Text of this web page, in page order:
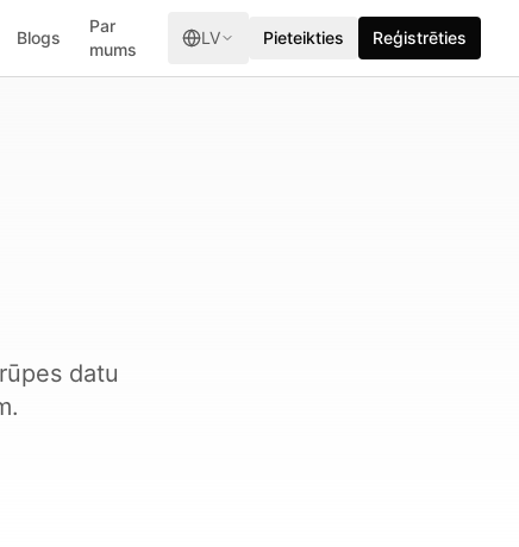
Blogs
Par
mums
LV Pieteikties Reģistrēties
datu